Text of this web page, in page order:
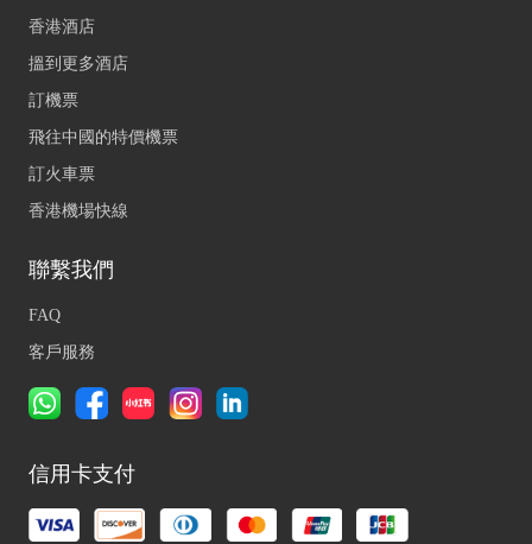
香港酒店
搵到更多酒店
訂機票
飛往中國的特價機票
訂火車票
香港機場快線
聯繫我們
FAQ
客戶服務
信用卡支付